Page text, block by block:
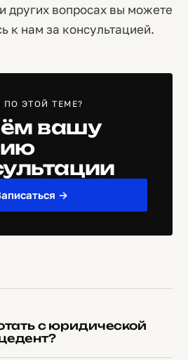
других вопросах вы можете
к нам за консультацией.
ЭТОЙ ТЕМЕ?
вашу
→
с юридической